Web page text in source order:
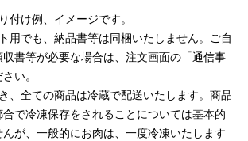
付け例、イメージです。
用でも、納品書等は同梱いたしません。ご自
書等が必要な場合は、注文画面の「通信事
い。
、全ての商品は冷蔵で配送いたします。商品
で冷凍保存をされることについては基本的
が、一般的にお肉は、一度冷凍いたします